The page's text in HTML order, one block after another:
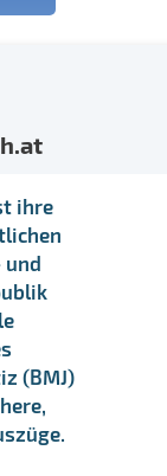
ihre
und
(BMJ)